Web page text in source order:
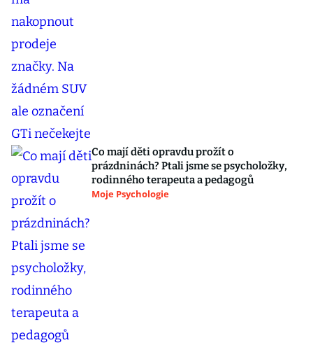
Co mají děti opravdu prožít o
prázdninách? Ptali jsme se psycholožky,
rodinného terapeuta a pedagogů
Moje Psychologie